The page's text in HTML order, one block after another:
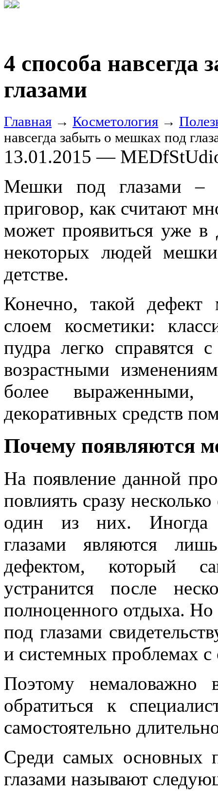
4 способа
глазами
Главная → Косметология →
навсегда забыть о мешках под
13.01.2015 —
Мешки под глазами –
приговор, как считают
может проявиться уже в
некоторых людей
детстве.
Конечно, такой
слоем косметики:
пудра легко справятся
возрастными
более
декоративных средств
Почему появляются
На появление данной
повлиять сразу
один из них.
глазами являются
дефектом, который
устранится после
полноценного отдыха.
под глазами
и системных проблемах с
Поэтому немаловажно
обратиться к
самостоятельно
Среди самых основных
глазами называют